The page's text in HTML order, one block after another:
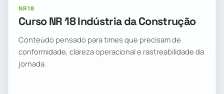
NR18
Curso NR 18 Indústria da Construção
Conteúdo pensado para times que precisam de
conformidade, clareza operacional e rastreabilidade da
jornada.